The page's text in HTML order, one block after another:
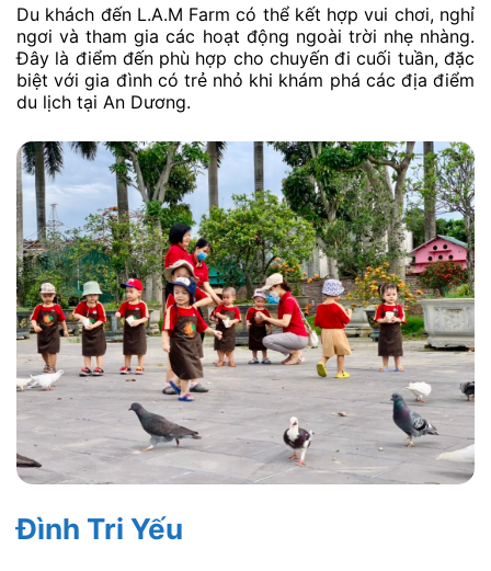
Du khách đến L.A.M Farm có thể kết hợp vui chơi, nghỉ
ngơi và tham gia các hoạt động ngoài trời nhẹ nhàng.
Đây là điểm đến phù hợp cho chuyến đi cuối tuần, đặc
biệt với gia đình có trẻ nhỏ khi khám phá các địa điểm
du lịch tại An Dương.
Đình Tri Yếu